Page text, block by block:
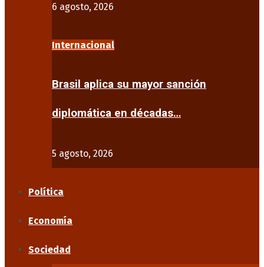
6 agosto, 2026
Internacional
Brasil aplica su mayor sanción
diplomática en décadas…
5 agosto, 2026
Política
Economía
Sociedad